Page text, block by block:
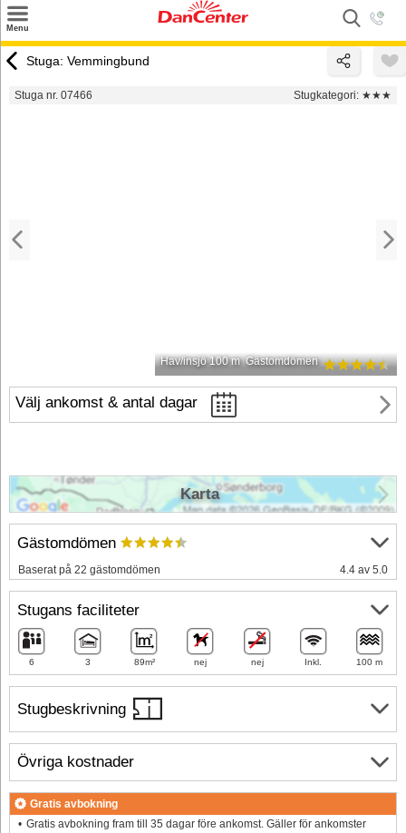
Menu
Tilbud
Stuga: Vemmingbund
Stuga nr. 07466 Stugkategori: ★★★
Hav/insjö 100 m Gästomdömen
Välj ankomst & antal dagar
Stugbeskrivning
Gästomdömen
Baserat på 22 gästomdömen 4.4 av 5.0
Stugans faciliteter
6 3 89m² nej nej Inkl. 100 m
Övriga kostnader
Gratis avbokning
Gratis avbokning fram till 35 dagar före ankomst. Gäller för ankomster
Karta